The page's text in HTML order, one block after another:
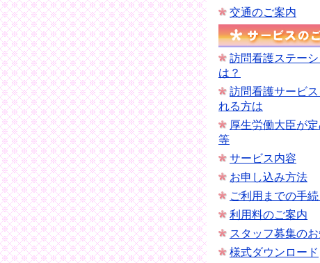
交通のご案内
訪問看護ステーシ
は？
訪問看護サービ
れる方は
厚生労働大臣が
等
サービス内容
お申し込み方法
ご利用までの手続
利用料のご案内
スタッフ募集の
様式ダウンロード